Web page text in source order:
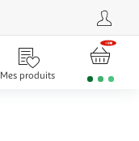
Mes produits